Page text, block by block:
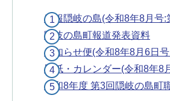
広報隠岐の島(令和8年8月号:
隠岐の島町報道発表資料
お知らせ便(令和8年8月6日
壁紙・カレンダー(令和8年8
令和8年度 第3回隠岐の島町